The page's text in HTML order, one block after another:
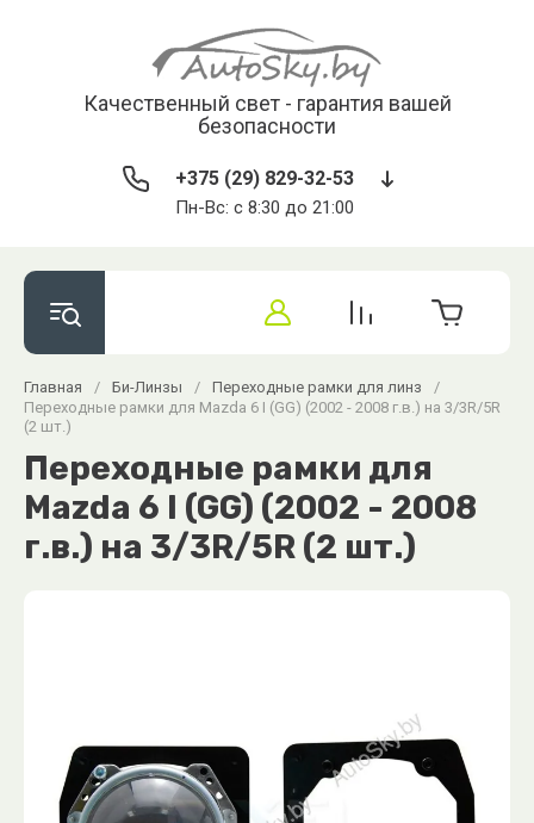
Качественный свет - гарантия вашей
безопасности
+375 (29) 829-32-53
Пн-Вс: с 8:30 до 21:00
Главная / Би-Линзы / Переходные рамки для линз
/
Переходные рамки для Mazda 6 I (GG) (2002 - 2008 г.в.) на 3/3R/5R
(2 шт.)
Переходные рамки для
Mazda 6 I (GG) (2002 - 2008
г.в.) на 3/3R/5R (2 шт.)